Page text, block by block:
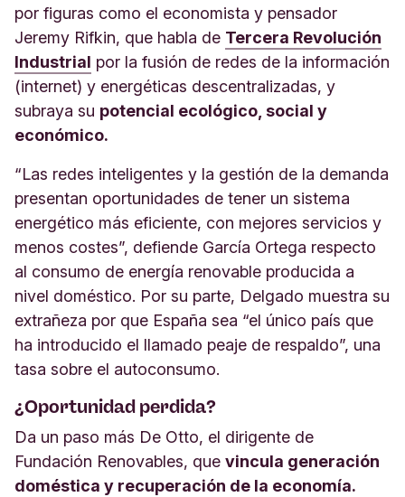
por figuras como el economista y pensador
Jeremy Rifkin, que habla de Tercera Revolución
Industrial por la fusión de redes de la información
(internet) y energéticas descentralizadas, y
subraya su potencial ecológico, social y
económico.
“Las redes inteligentes y la gestión de la demanda
presentan oportunidades de tener un sistema
energético más eficiente, con mejores servicios y
menos costes”, defiende García Ortega respecto
al consumo de energía renovable producida a
nivel doméstico. Por su parte, Delgado muestra su
extrañeza por que España sea “el único país que
ha introducido el llamado peaje de respaldo”, una
tasa sobre el autoconsumo.
¿Oportunidad perdida?
Da un paso más De Otto, el dirigente de
Fundación Renovables, que vincula generación
doméstica y recuperación de la economía.